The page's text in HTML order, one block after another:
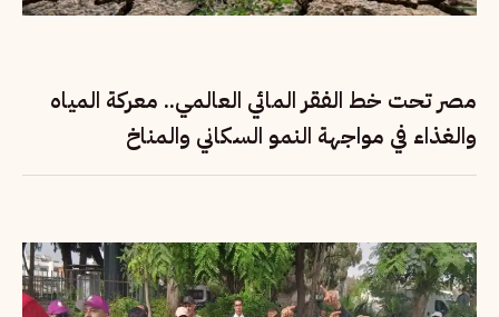
مصر تحت خط الفقر المائي العالمي.. معركة المياه
والغذاء في مواجهة النمو السكاني والمناخ